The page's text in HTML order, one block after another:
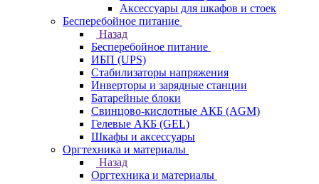
Аксессуары для шкафов и стоек
Бесперебойное питание
Назад
Бесперебойное питание
ИБП (UPS)
Стабилизаторы напряжения
Инверторы и зарядные станции
Батарейные блоки
Свинцово-кислотные АКБ (AGM)
Гелевые АКБ (GEL)
Шкафы и аксессуары
Оргтехника и материалы
Назад
Оргтехника и материалы